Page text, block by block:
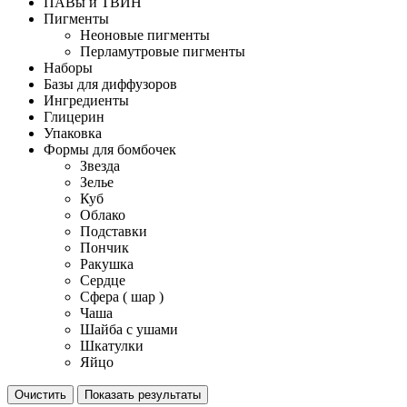
Пигменты
Неоновые пигменты
Перламутровые пигменты
Наборы
Базы для диффузоров
Ингредиенты
Глицерин
Упаковка
Формы для бомбочек
Звезда
Зелье
Куб
Облако
Подставки
Пончик
Ракушка
Сердце
Сфера ( шар )
Чаша
Шайба с ушами
Шкатулки
Яйцо
Очистить Показать результаты